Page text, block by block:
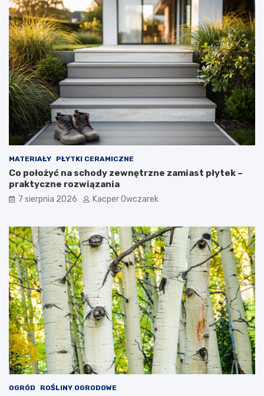
MATERIAŁY PŁYTKI CERAMICZNE
Co położyć na schody zewnętrzne zamiast płytek –
praktyczne rozwiązania
7 sierpnia 2026 Kacper Owczarek
OGRÓD ROŚLINY OGRODOWE